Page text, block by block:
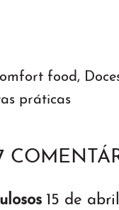
food,
práticas
15 de